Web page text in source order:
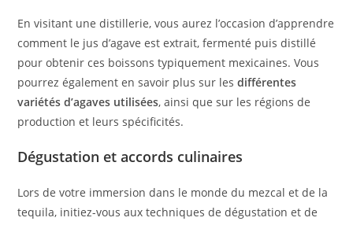
En visitant une distillerie, vous aurez l’occasion d’apprendre
comment le jus d’agave est extrait, fermenté puis distillé
pour obtenir ces boissons typiquement mexicaines. Vous
pourrez également en savoir plus sur lesdifférentes
variétés d’agaves utilisées, ainsi que sur les régions de
production et leurs spécificités.
Dégustation et accords culinaires
Lors de votre immersion dans le monde du mezcal et de la
tequila, initiez-vous aux techniques de dégustation et de